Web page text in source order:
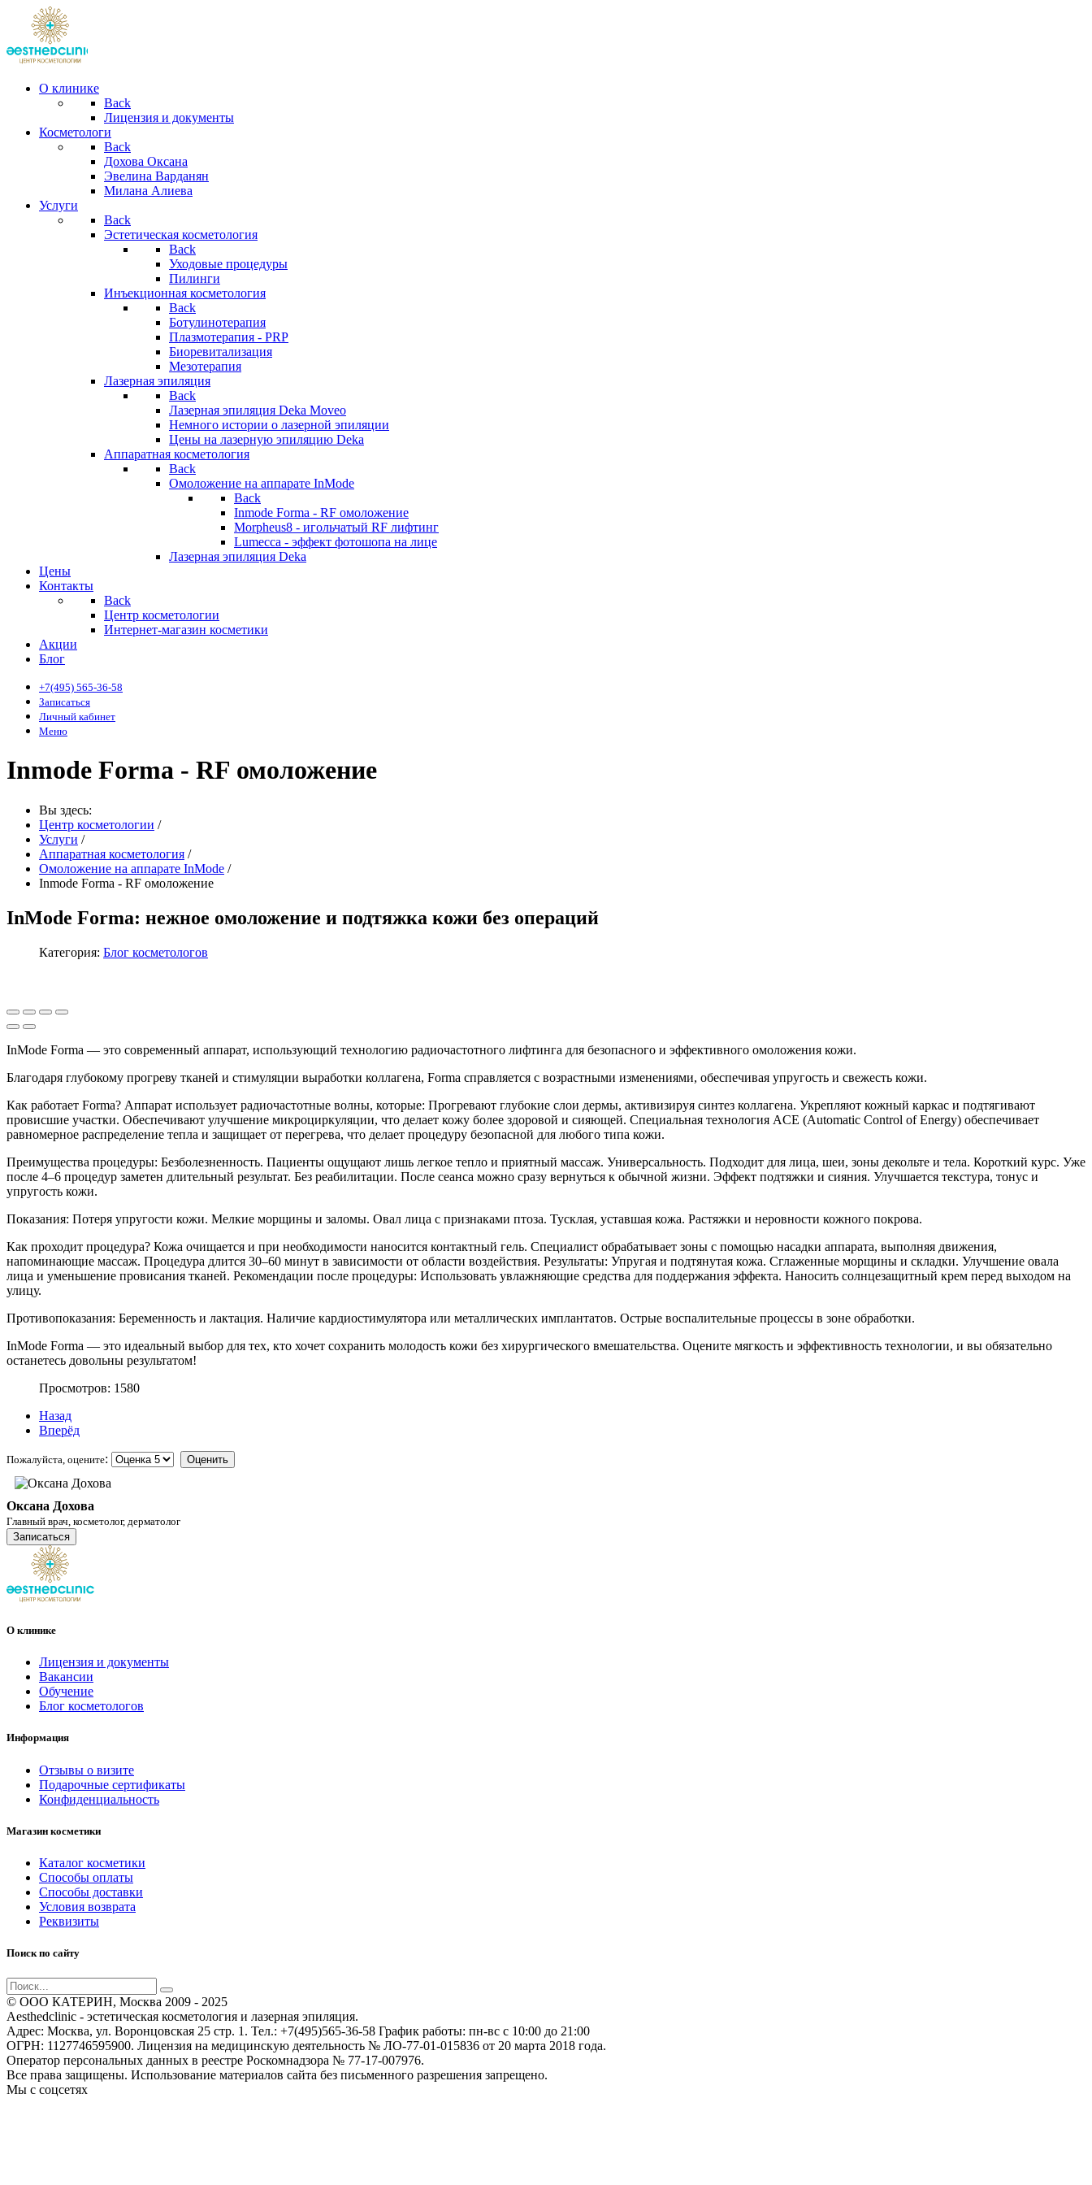
О клинике
Back
Лицензия и документы
Косметологи
Back
Дохова Оксана
Эвелина Варданян
Милана Алиева
Услуги
Back
Эстетическая косметология
Back
Уходовые процедуры
Пилинги
Инъекционная косметология
Back
Ботулинотерапия
Плазмотерапия - PRP
Биоревитализация
Мезотерапия
Лазерная эпиляция
Back
Лазерная эпиляция Deka Moveo
Немного истории о лазерной эпиляции
Цены на лазерную эпиляцию Deka
Аппаратная косметология
Back
Омоложение на аппарате InMode
Back
Inmode Forma - RF омоложение
Morpheus8 - игольчатый RF лифтинг
Lumecca - эффект фотошопа на лице
Лазерная эпиляция Deka
Цены
Контакты
Back
Центр косметологии
Интернет-магазин косметики
Акции
Блог
+7(495) 565-36-58
Записаться
Личный кабинет
Меню
Inmode Forma - RF омоложение
Вы здесь:
Центр косметологии /
Услуги /
Аппаратная косметология /
Омоложение на аппарате InMode /
Inmode Forma - RF омоложение
InMode Forma: нежное омоложение и подтяжка кожи без операций
Категория: Блог косметологов
InMode Forma — это современный аппарат, использующий технологию радиочастотного лифтинга для безопасного и эффективного омоложения кожи.
Благодаря глубокому прогреву тканей и стимуляции выработки коллагена, Forma справляется с возрастными изменениями, обеспечивая упругость и свежесть кожи.
Как работает Forma? Аппарат использует радиочастотные волны, которые: Прогревают глубокие слои дермы, активизируя синтез коллагена. Укрепляют кожный каркас и подтягивают
провисшие участки. Обеспечивают улучшение микроциркуляции, что делает кожу более здоровой и сияющей. Специальная технология ACE (Automatic Control of Energy) обеспечивает
равномерное распределение тепла и защищает от перегрева, что делает процедуру безопасной для любого типа кожи.
Преимущества процедуры: Безболезненность. Пациенты ощущают лишь легкое тепло и приятный массаж. Универсальность. Подходит для лица, шеи, зоны декольте и тела. Короткий курс. Уже
после 4–6 процедур заметен длительный результат. Без реабилитации. После сеанса можно сразу вернуться к обычной жизни. Эффект подтяжки и сияния. Улучшается текстура, тонус и
упругость кожи.
Показания: Потеря упругости кожи. Мелкие морщины и заломы. Овал лица с признаками птоза. Тусклая, уставшая кожа. Растяжки и неровности кожного покрова.
Как проходит процедура? Кожа очищается и при необходимости наносится контактный гель. Специалист обрабатывает зоны с помощью насадки аппарата, выполняя движения,
напоминающие массаж. Процедура длится 30–60 минут в зависимости от области воздействия. Результаты: Упругая и подтянутая кожа. Сглаженные морщины и складки. Улучшение овала
лица и уменьшение провисания тканей. Рекомендации после процедуры: Использовать увлажняющие средства для поддержания эффекта. Наносить солнцезащитный крем перед выходом на
улицу.
Противопоказания: Беременность и лактация. Наличие кардиостимулятора или металлических имплантатов. Острые воспалительные процессы в зоне обработки.
InMode Forma — это идеальный выбор для тех, кто хочет сохранить молодость кожи без хирургического вмешательства. Оцените мягкость и эффективность технологии, и вы обязательно
останетесь довольны результатом!
Просмотров: 1580
Назад
Вперёд
Пожалуйста, оцените:
Оксана Дохова
Главный врач, косметолог, дерматолог
Записаться
О клинике
Лицензия и документы
Вакансии
Обучение
Блог косметологов
Информация
Отзывы о визите
Подарочные сертификаты
Конфиденциальность
Магазин косметики
Каталог косметики
Способы оплаты
Способы доставки
Условия возврата
Реквизиты
Поиск по сайту
© ООО КАТЕРИН, Москва 2009 - 2025
Aesthedclinic - эстетическая косметология и лазерная эпиляция.
Адрес: Москва, ул. Воронцовская 25 стр. 1. Тел.: +7(495)565-36-58 График работы: пн-вс c 10:00 до 21:00
ОГРН: 1127746595900. Лицензия на медицинскую деятельность № ЛО-77-01-015836 от 20 марта 2018 года.
Оператор персональных данных в реестре Роскомнадзора № 77-17-007976.
Все права защищены. Использование материалов сайта без письменного разрешения запрещено.
Мы с соцсетях